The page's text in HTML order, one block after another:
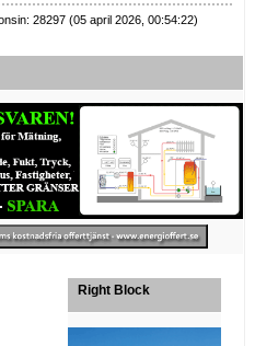
28297 (05 april 2026, 00:54:22)
Right Block